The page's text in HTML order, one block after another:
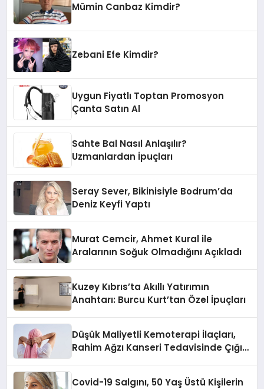
Mümin Canbaz Kimdir?
Zebani Efe Kimdir?
Uygun Fiyatlı Toptan Promosyon
Çanta Satın Al
Sahte Bal Nasıl Anlaşılır?
Uzmanlardan İpuçları
Seray Sever, Bikinisiyle Bodrum’da
Deniz Keyfi Yaptı
Murat Cemcir, Ahmet Kural ile
Aralarının Soğuk Olmadığını Açıkladı
Kuzey Kıbrıs’ta Akıllı Yatırımın
Anahtarı: Burcu Kurt’tan Özel İpuçları
Düşük Maliyetli Kemoterapi İlaçları,
Rahim Ağzı Kanseri Tedavisinde Çığır
Covid-19 Salgını, 50 Yaş Üstü Kişilerin